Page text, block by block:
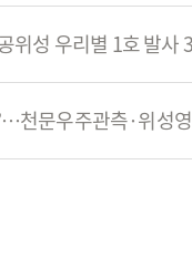
위성 우리별 1호 발사
천문우주관측·위성